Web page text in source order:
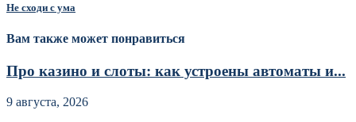
Не сходи с ума
Вам также может понравиться
Про казино и слоты: как устроены автоматы и...
9 августа, 2026